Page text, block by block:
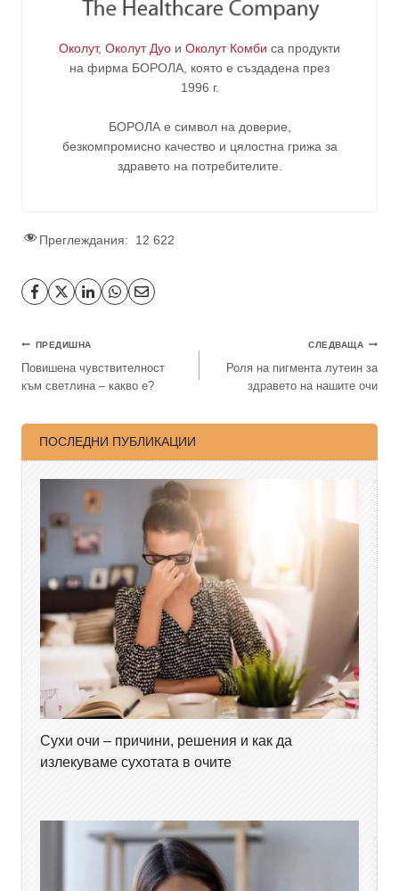
Околут, Околут Дуо и Околут Комби са продукти
на фирма БОРОЛА , която е създадена през
1996 г.
БОРОЛА е символ на доверие,
безкомпромисно качество и цялостна грижа за
здравето на потребителите
Преглеждания: 12 622
ПРЕДИШНА
Повишена чувствителност
към светлина – какво е?
СЛЕДВАЩА
Роля на пигмента лутеин за
здравето на нашите очи
ПОСЛЕДНИ ПУБЛИКАЦИИ
Сухи очи – причини, решения и как да
излекуваме сухотата в очите